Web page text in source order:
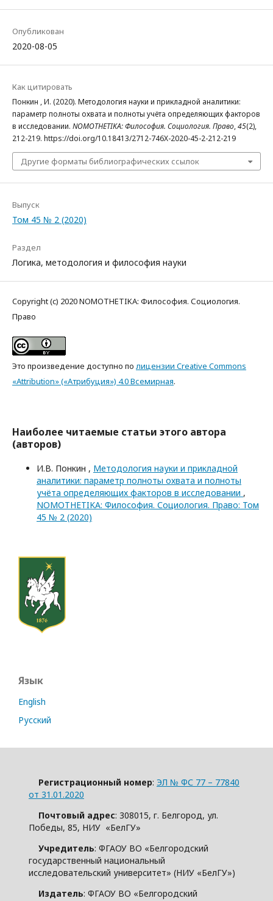
Опубликован
2020-08-05
Как цитировать
Понкин , И. (2020). Методология науки и прикладной аналитики:
параметр полноты охвата и полноты учёта определяющих факторов
в исследовании. NOMOTHETIKA: Философия. Социология. Право,45(2),
212-219. https://doi.org/10.18413/2712-746X-2020-45-2-212-219
Другие форматы библиографических ссылок
Выпуск
Том 45 № 2 (2020)
Раздел
Логика, методология и философия науки
Copyright (c) 2020 NOMOTHETIKA: Философия. Социология.
Право
Это произведение доступно по лицензии Creative Commons
«Attribution» («Атрибуция») 4.0 Всемирная.
Наиболее читаемые статьи этого автора
(авторов)
И.В. Понкин , Методология науки и прикладной
аналитики: параметр полноты охвата и полноты
учёта определяющих факторов в исследовании ,
NOMOTHETIKA: Философия. Социология. Право: Том
45 № 2 (2020)
Язык
English
Русский
Регистрационный номер: ЭЛ № ФС 77 – 77840
от 31.01.2020
Почтовый адрес: 308015, г. Белгород, ул.
Победы, 85, НИУ «БелГУ»
Учредитель: ФГАОУ ВО «Белгородский
государственный национальный
исследовательский университет» (НИУ «БелГУ»)
Издатель: ФГАОУ ВО «Белгородский